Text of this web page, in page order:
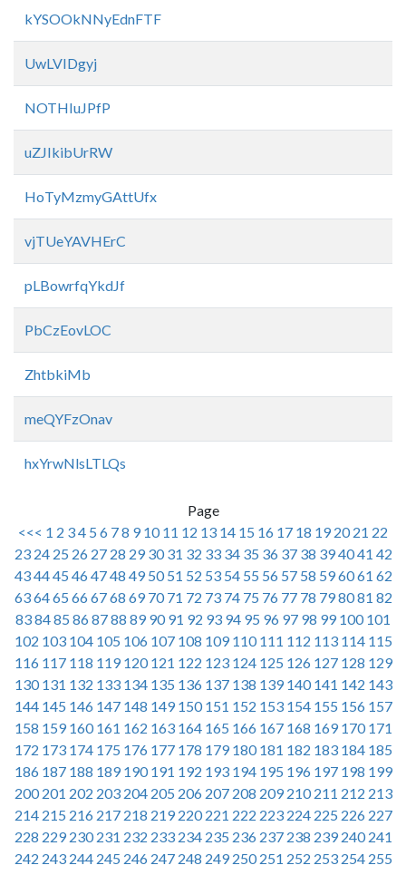
kYSOOkNNyEdnFTF
UwLVIDgyj
NOTHIuJPfP
uZJIkibUrRW
HoTyMzmyGAttUfx
vjTUeYAVHErC
pLBowrfqYkdJf
PbCzEovLOC
ZhtbkiMb
meQYFzOnav
hxYrwNlsLTLQs
Page
<<< 1 2 34 5 6 78 9 10 11 12 13 14 15 16 17 18 19 20 21 22
23 24 25 26 27 28 29 30 31 32 33 34 35 36 37 38 394041 42
434445 464748 49 50 51 52 53 54 55 56 57 58 596061 62
636465 666768 69 70 71 72 73 74 75 76 77 78 798081 82
838485 868788 89 90 91 92 93 94 95 96 97 98 99 100 101
102 103 104 105 106 107 108 109 110 111 112 113 114 115
116 117 118 119 120 121 122 123 124 125 126 127 128 129
130 131 132 133 134 135 136 137 138 139 140 141 142 143
144 145 146 147 148 149 150 151 152 153 154 155 156 157
158 159 160 161 162 163 164 165 166 167 168 169 170 171
172 173 174 175 176 177 178 179 180 181 182 183 184 185
186 187 188 189 190 191 192 193 194 195 196 197 198 199
200 201 202 203 204 205 206 207 208 209 210 211 212 213
214 215 216 217 218 219 220 221 222 223 224 225 226 227
228 229 230 231 232 233 234 235 236 237 238 239 240 241
242 243 244 245 246 247 248 249 250 251 252 253 254 255